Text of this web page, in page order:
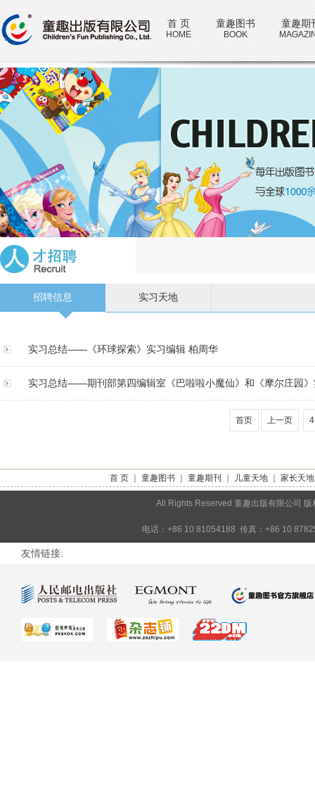
首 页
HOME
童趣图书
BOOK
童趣期
招聘信息 实习天地
实习总结——《环球探索》实习编辑 柏周华
实习总结——期刊部第四编辑室《巴啦啦小魔仙》和《摩尔庄园
首页 上一页 4
首 页｜ 童趣图书｜ 童趣期刊 儿童天地｜ 家长天地
All Rights Reserved 童趣出版有限公司
电话：+86 10 81054188 传真：+86 10
友情链接: